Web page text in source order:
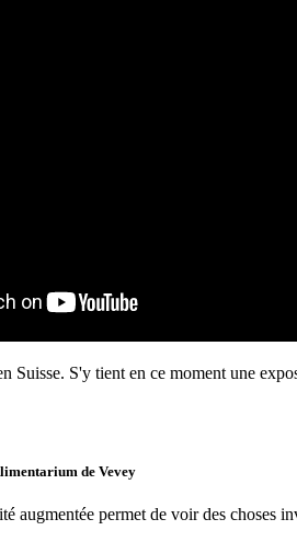
des industries créatives et
bords du lac de Genève.
Suisse. S'y tient en ce moment une
de Vevey
permet de voir des choses